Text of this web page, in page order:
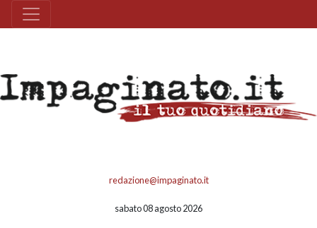
redazione@impaginato.it
sabato 08 agosto 2026